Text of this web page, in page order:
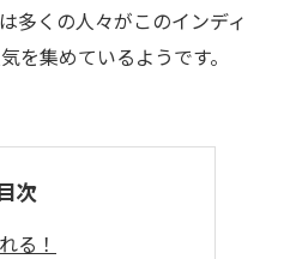
多くの人々がこのインディ
を集めているようです。
次
る！